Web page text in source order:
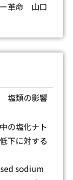
ー革命 山口
塩類の影響
の塩化ナト
下に対する
sodium